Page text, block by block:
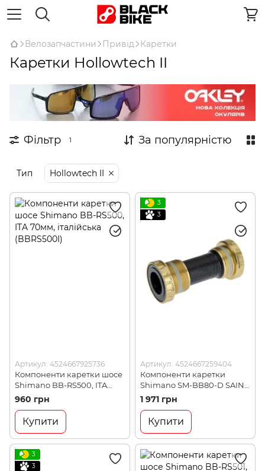
Велозапчастини Привід Каретки
Каретки Hollowtech II
Фільтр 1 За популярністю
Тип Hollowtech II
Артикул: 4524667925736
Компоненти каретки шосе
Shimano BB-RS500, ITA
70мм, італійська
(BBRS500I)
960 грн
Купити
3
3
Артикул: 4524667259404
Компоненти каретки
Shimano SM-BB80-D SAINT,
83мм, BSA (SMBB80D)
1 971 грн
Купити
3
3